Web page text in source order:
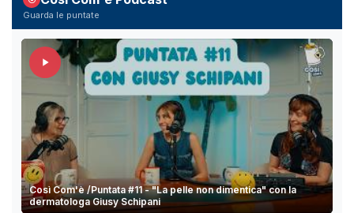
Guarda le puntate
Così Com'è /Puntata #11 - "La pelle non dimentica" con la
dermatologa Giusy Schipani